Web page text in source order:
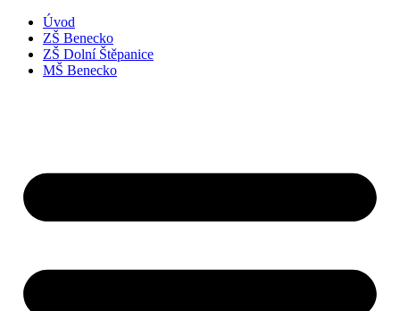
Úvod
ZŠ Benecko
ZŠ Dolní Štěpanice
MŠ Benecko